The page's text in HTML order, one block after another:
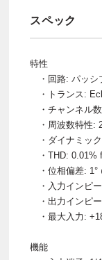
スペック
特性
・回路: パッシ
・トランス:
・チャンネル
・周波数特性:
・ダイナミッ
・THD: 0.01%
・位相偏差: 1°
・入力インピ
・出力インピ
・最大入力:
機能